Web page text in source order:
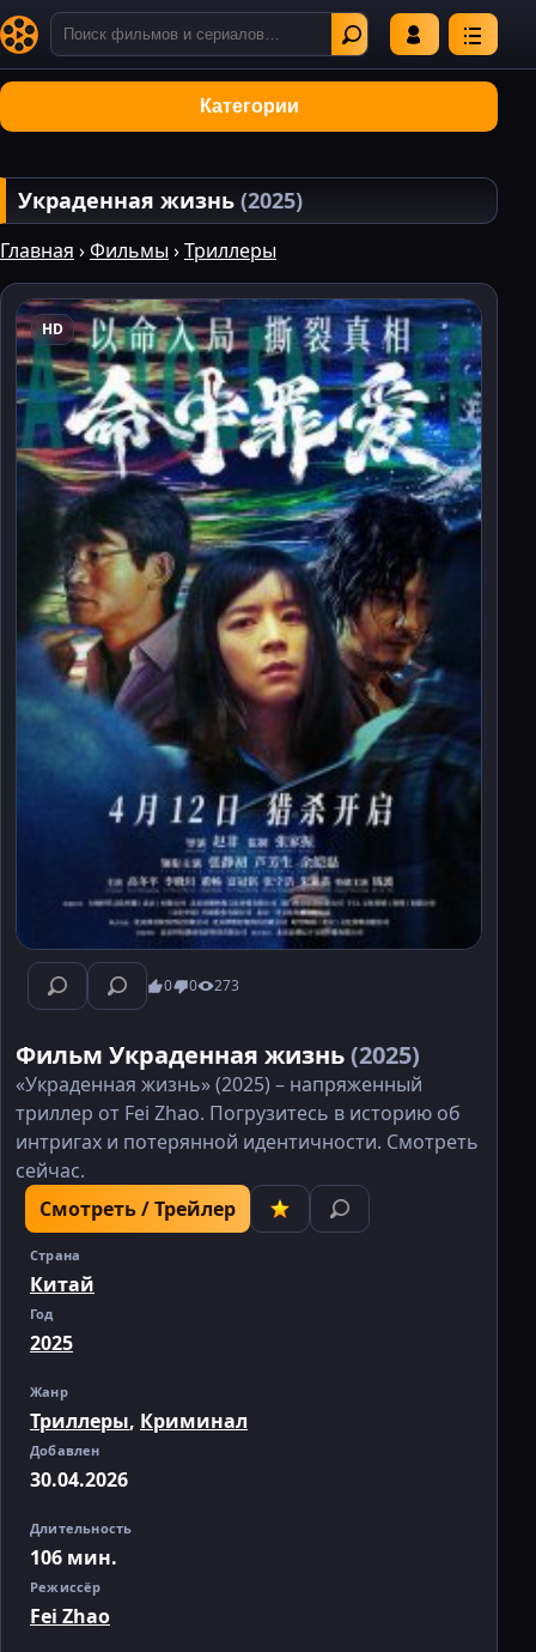
Категории
Украденная жизнь (2025)
Главная ›Фильмы ›Триллеры
HD
0 0 273
Фильм Украденная жизнь(2025)
«Украденная жизнь» (2025) – напряженный
триллер от Fei Zhao. Погрузитесь в историю об
интригах и потерянной идентичности. Смотреть
сейчас.
Смотреть / Трейлер
Страна
Китай
Год
2025
Жанр
Триллеры, Криминал
Добавлен
30.04.2026
Длительность
106 мин.
Режиссёр
Fei Zhao